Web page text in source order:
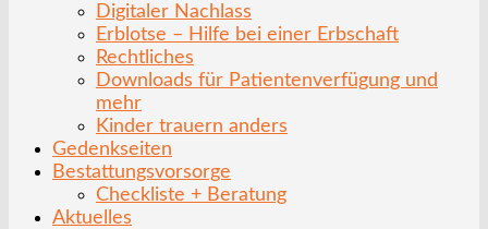
Digitaler Nachlass
Erblotse – Hilfe bei einer Erbschaft
Rechtliches
Downloads für Patientenverfügung und
mehr
Kinder trauern anders
Gedenkseiten
Bestattungsvorsorge
Checkliste + Beratung
Aktuelles